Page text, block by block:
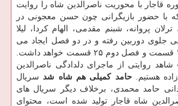
قاجار با محوریت ناصرالدین شاه را روایت
با حضور بازیگرانی چون حسن معجونی در
پروانه، شبنم مقدمی، الهام کردا، لیلا
جلوی دوربین رفته و در دو فصل ایجاد می
شود، که فصل اول ۱۵ قسمت و فصل دوم ۲۵ قسمت خواهد داشت.
روایتی از ماجرای دلدادگی ناصرالدین
هستیم.حامد کمیلی هم شاه شدسریال
حامد محمدی، برخلاف دیگر سریال های
شاه قاجار تولید شده است، محتوای